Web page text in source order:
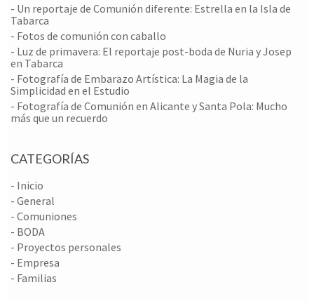
- Un reportaje de Comunión diferente: Estrella en la Isla de
Tabarca
- Fotos de comunión con caballo
- ​Luz de primavera: El reportaje post-boda de Nuria y Josep
en Tabarca
- Fotografía de Embarazo Artística: La Magia de la
Simplicidad en el Estudio
- Fotografía de Comunión en Alicante y Santa Pola: Mucho
más que un recuerdo
CATEGORÍAS
- Inicio
- General
- Comuniones
- BODA
- Proyectos personales
- Empresa
- Familias